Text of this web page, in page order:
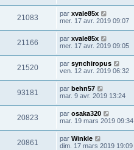
21083 par xvale85x
mer. 17 avr. 2019 09:07
21166 par xvale85x
mer. 17 avr. 2019 09:05
21520 par synchiropus
ven. 12 avr. 2019 06:32
93181 par behn57
mar. 9 avr. 2019 13:24
20823 par osaka320
mar. 19 mars 2019 09:34
20861 par Winkle
dim. 17 mars 2019 19:09